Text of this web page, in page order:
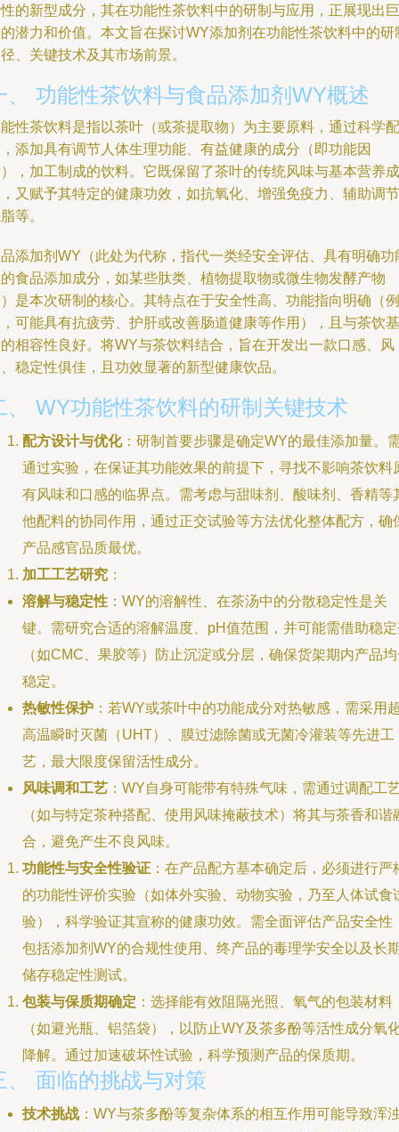
的新型成分，其在功能性茶饮料中的研制与应用，正展现出巨
潜力和价值。本文旨在探讨WY添加剂在功能性茶饮料中的研
、关键技术及其市场前景。
、 功能性茶饮料与食品添加剂WY概述
性茶饮料是指以茶叶（或茶提取物）为主要原料，通过科学配
添加具有调节人体生理功能、有益健康的成分（即功能因
，加工制成的饮料。它既保留了茶叶的传统风味与基本营养成
又赋予其特定的健康功效，如抗氧化、增强免疫力、辅助调节
等。
添加剂WY（此处为代称，指代一类经安全评估、具有明确功
食品添加成分，如某些肽类、植物提取物或微生物发酵产物
是本次研制的核心。其特点在于安全性高、功能指向明确（例
可能具有抗疲劳、护肝或改善肠道健康等作用），且与茶饮基
相容性良好。将WY与茶饮料结合，旨在开发出一款口感、风
稳定性俱佳，且功效显著的新型健康饮品。
、 WY功能性茶饮料的研制关键技术
配方设计与优化：研制首要步骤是确定WY的最佳添加量。
通过实验，在保证其功能效果的前提下，寻找不影响茶饮料
有风味和口感的临界点。需考虑与甜味剂、酸味剂、香精等
他配料的协同作用，通过正交试验等方法优化整体配方，确
产品感官品质最优。
加工工艺研究 ：
溶解与稳定性 ：WY的溶解性、在茶汤中的分散稳定性是关
键。需研究合适的溶解温度、pH值范围，并可能需借助稳
（如CMC、果胶等）防止沉淀或分层，确保货架期内产品
稳定。
热敏性保护 ：若WY或茶叶中的功能成分对热敏感，需采用
高温瞬时灭菌（UHT）、膜过滤除菌或无菌冷灌装等先进工
艺，最大限度保留活性成分。
风味调和工艺 ：WY自身可能带有特殊气味，需通过调配工
（如与特定茶种搭配、使用风味掩蔽技术）将其与茶香和谐
合，避免产生不良风味。
功能性与安全性验证 ：在产品配方基本确定后，必须进行严
的功能性评价实验（如体外实验、动物实验，乃至人体试食
验），科学验证其宣称的健康功效。需全面评估产品安全性
包括添加剂WY的合规性使用、终产品的毒理学安全以及长
储存稳定性测试。
包装与保质期确定 ：选择能有效阻隔光照、氧气的包装材料
（如避光瓶、铝箔袋），以防止WY及茶多酚等活性成分氧
降解。通过加速破坏性试验，科学预测产品的保质期。
、 面临的挑战与对策
技术挑战 ：WY与茶多酚等复杂体系的相互作用可能导致浑